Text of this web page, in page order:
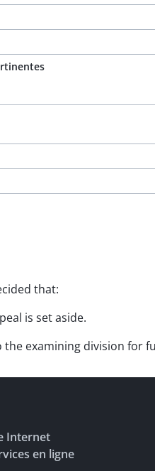
that:
is set aside.
the examining division for
Internet
en ligne